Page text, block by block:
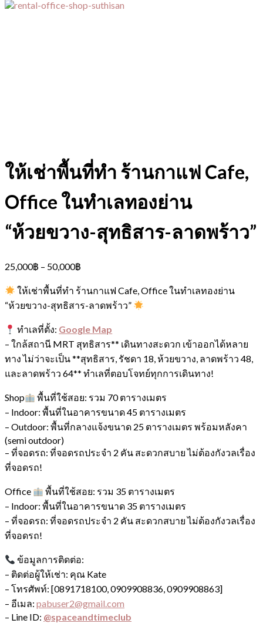
ให้เช่าพื้นที่ทำ ร้านกาแฟ Cafe,
Office ในทำเลทองย่าน
“ห้วยขวาง-สุทธิสาร-ลาดพร้าว”
25,000฿ – 50,000฿
ให้เช่าพื้นที่ทำ ร้านกาแฟ Cafe, Office ในทำเลทองย่าน
“ห้วยขวาง-สุทธิสาร-ลาดพร้าว”
ทำเลที่ตั้ง: Google Map
– ใกล้สถานี MRT สุทธิสาร** เดินทางสะดวก เข้าออกได้หลาย
ทาง ไม่ว่าจะเป็น **สุทธิสาร, รัชดา 18, ห้วยขวาง, ลาดพร้าว 48,
และลาดพร้าว 64** ทำเลที่ตอบโจทย์ทุกการเดินทาง!
Shop
พื้นที่ใช้สอย: รวม 70 ตารางเมตร
– Indoor: พื้นที่ในอาคารขนาด 45 ตารางเมตร
– Outdoor: พื้นที่กลางแจ้งขนาด 25 ตารางเมตร พร้อมหลังคา
(semi outdoor)
– ที่จอดรถ: ที่จอดรถประจำ 2 คัน สะดวกสบาย ไม่ต้องกังวลเรื่อง
ที่จอดรถ!
Office
พื้นที่ใช้สอย: รวม 35 ตารางเมตร
– Indoor: พื้นที่ในอาคารขนาด 35 ตารางเมตร
– ที่จอดรถ: ที่จอดรถประจำ 2 คัน สะดวกสบาย ไม่ต้องกังวลเรื่อง
ที่จอดรถ!
ข้อมูลการติดต่อ:
– ติดต่อผู้ให้เช่า: คุณ Kate
– โทรศัพท์: [0891718100, 0909908836, 0909908863]
– อีเมล: pabuser2@gmail.com
– Line ID: @spaceandtimeclub